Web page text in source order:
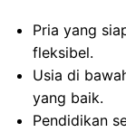
Pria yang
fleksibel.
Usia di
yang baik.
Pendidikan